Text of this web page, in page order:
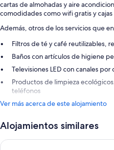
cartas de almohadas y aire
comodidades como wifi gratis y
Además, otros de los servicios que
Filtros de té y café reutilizables,
Baños con artículos de higiene
Televisiones LED con canales por
Productos de limpieza
teléfonos
Ver más acerca de este alojamiento
Alojamientos similares
Hotel Spa Norat O Grove